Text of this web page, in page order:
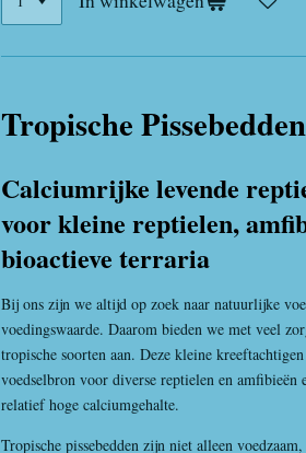
Tropische
Calciumrijke levende
voor kleine reptielen,
bioactieve terraria
Bij ons zijn we altijd op zoek naar natuurlijke
voedingswaarde. Daarom bieden we met veel
tropische soorten aan. Deze kleine
voedselbron voor diverse reptielen en amfibieën
relatief hoge calciumgehalte.
Tropische pissebedden zijn niet alleen